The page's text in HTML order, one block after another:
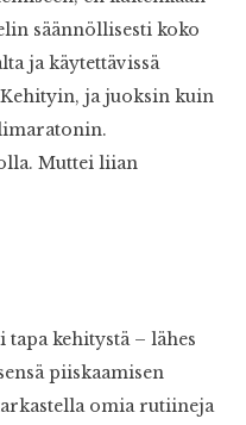
säännöllisesti koko
ja käytettävissä
ja juoksin kuin
Muttei liian
kehitystä – lähes
piiskaamisen
omia rutiineja